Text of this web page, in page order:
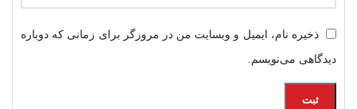
ذخیره نام، ایمیل و وبسایت من در مرورگر برای زمانی که دوباره
دیدگاهی می‌نویسم.